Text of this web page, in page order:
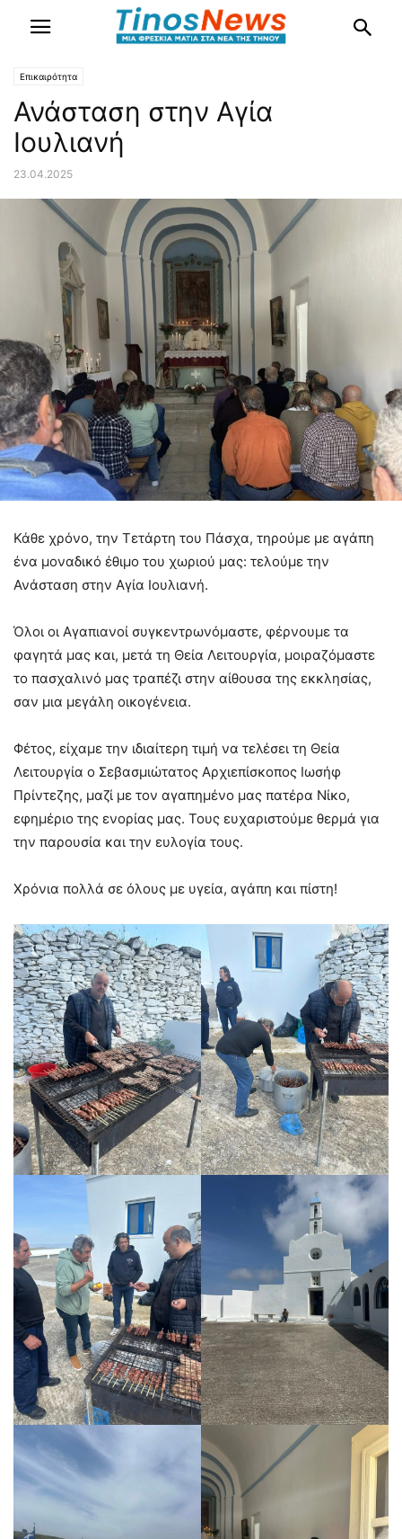
Επικαιρότητα
Ανάσταση στην Αγία
Ιουλιανή
23.04.2025
Κάθε χρόνο, την Τετάρτη του Πάσχα, τηρούμε με αγάπη
ένα μοναδικό έθιμο του χωριού μας: τελούμε την
Ανάσταση στην Αγία Ιουλιανή.
Όλοι οι Αγαπιανοί συγκεντρωνόμαστε, φέρνουμε τα
φαγητά μας και, μετά τη Θεία Λειτουργία, μοιραζόμαστε
το πασχαλινό μας τραπέζι στην αίθουσα της εκκλησίας,
σαν μια μεγάλη οικογένεια.
Φέτος, είχαμε την ιδιαίτερη τιμή να τελέσει τη Θεία
Λειτουργία ο Σεβασμιώτατος Αρχιεπίσκοπος Ιωσήφ
Πρίντεζης, μαζί με τον αγαπημένο μας πατέρα Νίκο,
εφημέριο της ενορίας μας. Τους ευχαριστούμε θερμά για
την παρουσία και την ευλογία τους.
Χρόνια πολλά σε όλους με υγεία, αγάπη και πίστη!